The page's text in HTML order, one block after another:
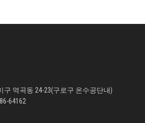
구 역곡동 24-23(구로구 온수공단내)
64162